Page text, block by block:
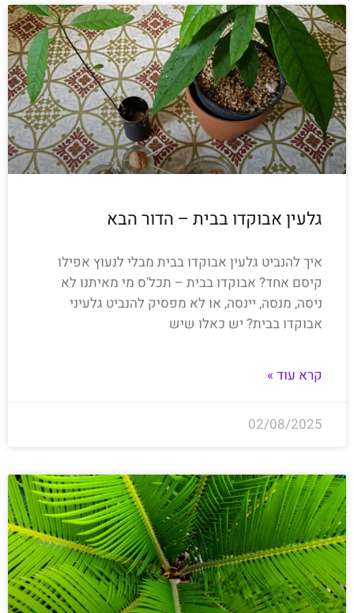
גלעין אבוקדו בבית – הדור הבא
איך להנביט גלעין אבוקדו בבית מבלי לנעוץ אפילו
קיסם אחד? אבוקדו בבית – תכל'ס מי מאיתנו לא
ניסה, מנסה, יינסה, או לא מפסיק להנביט גלעיני
אבוקדו בבית? יש כאלו שיש
קרא עוד »
02/08/2025